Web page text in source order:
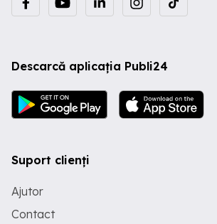
Descarcă aplicația Publi24
Suport clienți
Ajutor
Contact